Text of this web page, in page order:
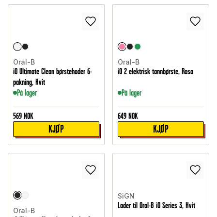
Oral-B
iO Ultimate Clean børstehoder 6-
pakning, Hvit
På lager
569 NOK
KJØP
Oral-B
iO 2 elektrisk tannbørste, Rosa
På lager
649 NOK
KJØP
Oral-B
SiGN
Lader til Oral-B iO Series 3, Hvit